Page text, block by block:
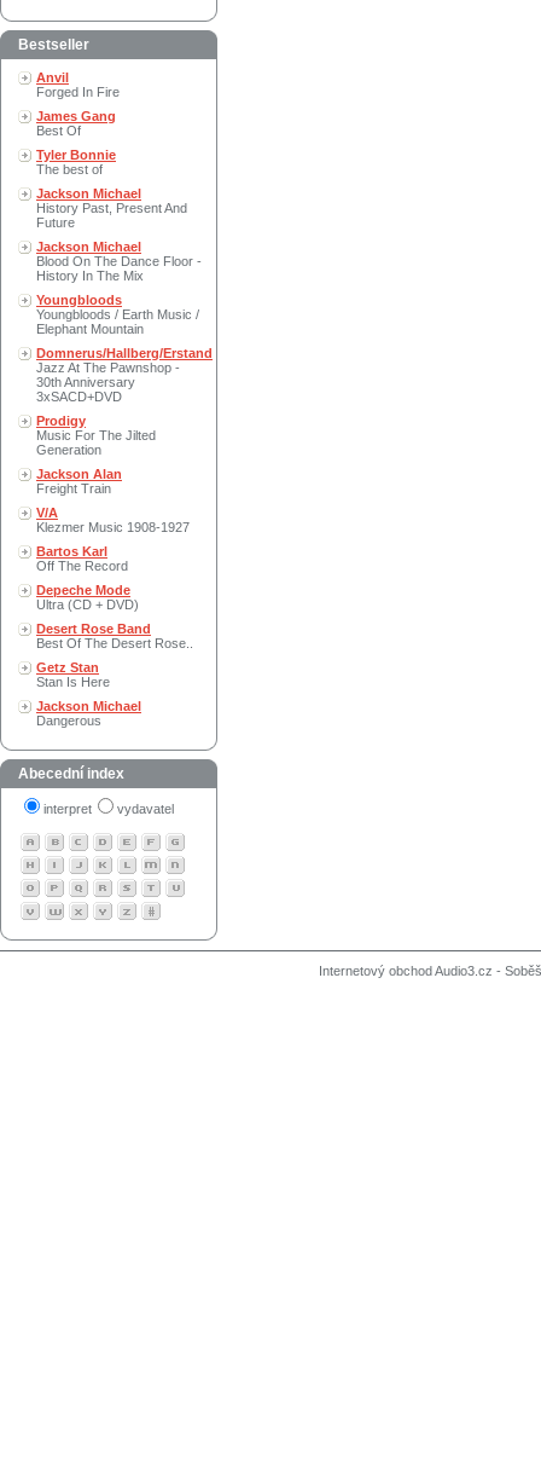
Bestseller
Anvil
Forged In Fire
James Gang
Best Of
Tyler Bonnie
The best of
Jackson Michael
History Past, Present And
Future
Jackson Michael
Blood On The Dance Floor -
History In The Mix
Youngbloods
Youngbloods / Earth Music /
Elephant Mountain
Domnerus/Hallberg/Erstand
Jazz At The Pawnshop -
30th Anniversary
3xSACD+DVD
Prodigy
Music For The Jilted
Generation
Jackson Alan
Freight Train
V/A
Klezmer Music 1908-1927
Bartos Karl
Off The Record
Depeche Mode
Ultra (CD + DVD)
Desert Rose Band
Best Of The Desert Rose..
Getz Stan
Stan Is Here
Jackson Michael
Dangerous
Abecední index
interpret vydavatel
Internetový obchod Audio3.cz -